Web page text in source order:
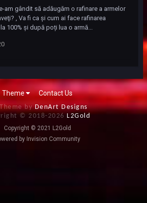
am gândit să adăugăm o rafinare a armelor
, Va fi ca și cum ai face rafinarea
100% și după poți lua o armă...
Theme Contact Us
byDenArt Designs
© 2018-2026 L2Gold
Copyright © 2021 L2Gold
by Invision Community